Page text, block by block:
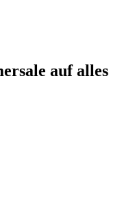
auf alles